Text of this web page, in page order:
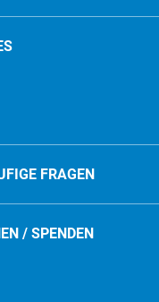
FRAGEN
/ SPENDEN